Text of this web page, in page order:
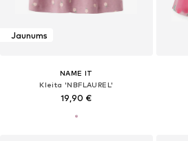
Jaunums
NAME IT
Kleita 'NBFLAUREL'
19,90 €